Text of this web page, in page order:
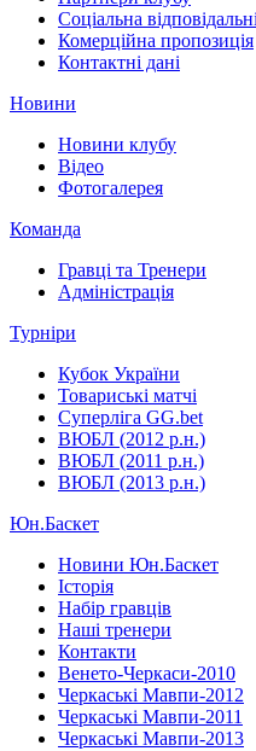
Соціальна
Комерційна пропозиція
Контактні дані
Новини
Новини клубу
Відео
Фотогалерея
Команда
Гравці та Тренери
Адміністрація
Турніри
Кубок України
Товариські матчі
Суперліга GG.bet
ВЮБЛ (2012 р.н.)
ВЮБЛ (2011 р.н.)
ВЮБЛ (2013 р.н.)
Юн.Баскет
Новини Юн.Баскет
Історія
Набір гравців
Наші тренери
Контакти
Венето-Черкаси-2010
Черкаські Мавпи-2012
Черкаські Мавпи-2011
Черкаські Мавпи-2013